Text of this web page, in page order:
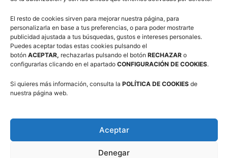
El resto de cookies sirven para mejorar nuestra página, para
personalizarla en base a tus preferencias, o para poder mostrarte
publicidad ajustada a tus búsquedas, gustos e intereses personales.
Puedes aceptar todas estas cookies pulsando el
botón ACEPTAR, rechazarlas pulsando el botón RECHAZAR o
configurarlas clicando en el apartado CONFIGURACIÓN DE COOKIES.
Si quieres más información, consulta la POLÍTICA DE COOKIES de
nuestra página web.
Aceptar
Denegar
Comité de Árbitros (CAAB)